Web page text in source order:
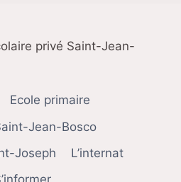
privé Saint-Jean-
Ecole primaire
Jean-Bosco
Joseph
L’internat